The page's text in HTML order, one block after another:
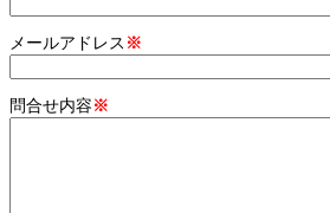
メールアドレス ※
問合せ内容※